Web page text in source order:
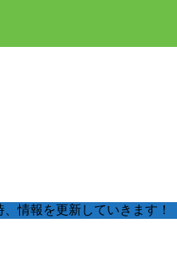
情報を更新していきます！